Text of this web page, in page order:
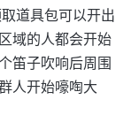
道具包可以开出
域的人都会开始
笛子吹响后周围
人开始嚎啕大